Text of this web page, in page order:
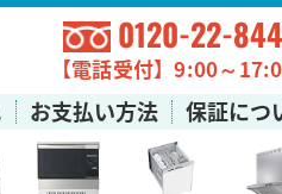
0120-22-
【電話受付】9:00～
お支払い方法 保証につ